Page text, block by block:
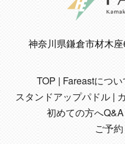
神奈川県鎌倉市材木
TOP Fareastについ
スタンドアップパドル
初めての方へQ&A
ご予